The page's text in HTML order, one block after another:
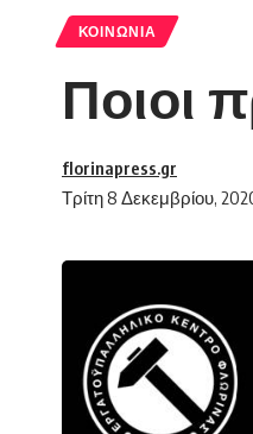
ΚΟΙΝΩΝΊΑ
Ποιοι
Τρίτη 8 Δεκεμβρίου,
florinapress.gr